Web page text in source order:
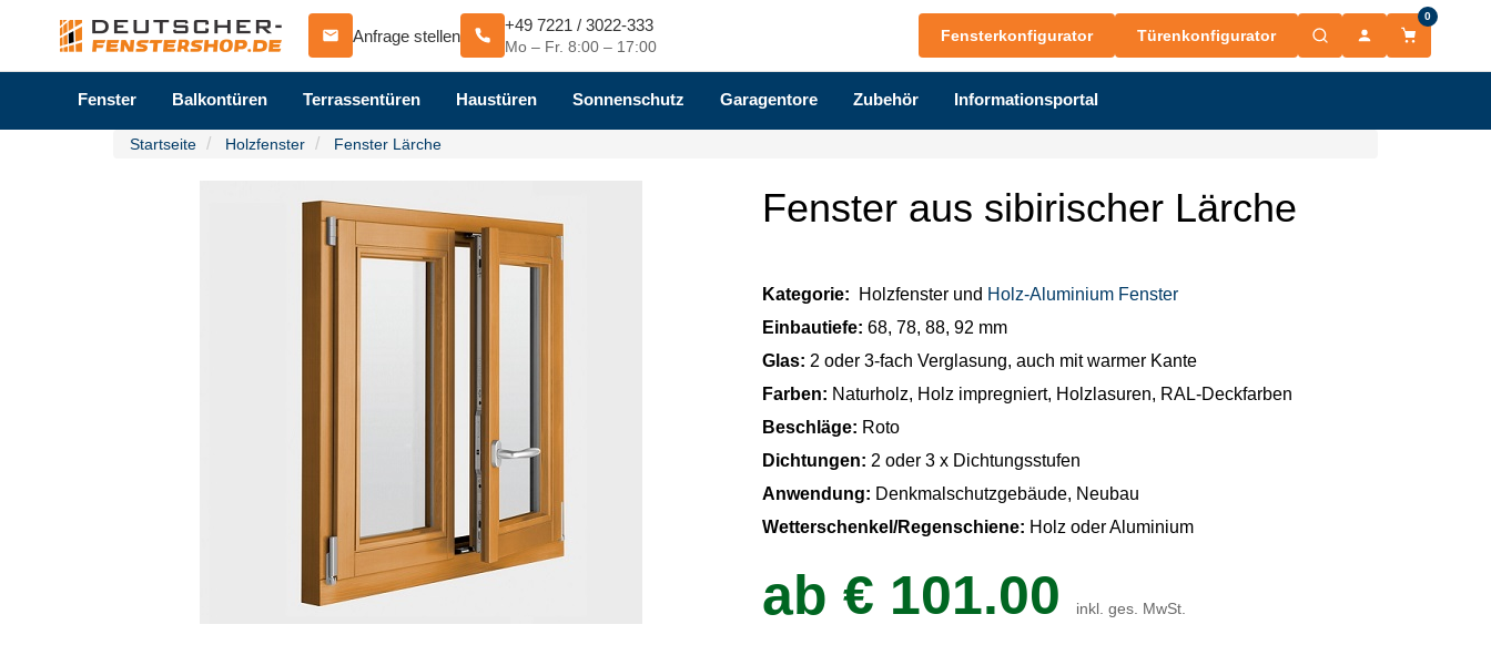
Anfrage stellen
+49 7221 / 3022-333
Mo – Fr. 8:00 – 17:00
Fensterkonfigurator Türenkonfigurator
0
Fenster Balkontüren Terrassentüren Haustüren Sonnenschutz Garagentore Zubehör Informationsportal
Startseite Holzfenster Fenster Lärche
Fenster aus sibirischer Lärche
Kategorie: Holzfenster und Holz-Aluminium Fenster
Einbautiefe: 68, 78, 88, 92 mm
Glas: 2 oder 3-fach Verglasung, auch mit warmer Kante
Farben: Naturholz, Holz impregniert, Holzlasuren, RAL-Deckfarben
Beschläge: Roto
Dichtungen: 2 oder 3 x Dichtungsstufen
Anwendung: Denkmalschutzgebäude, Neubau
Wetterschenkel/Regenschiene: Holz oder Aluminium
ab € 101.00 inkl. ges. MwSt.